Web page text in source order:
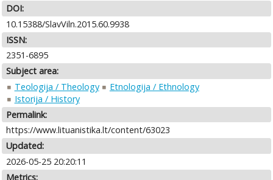
DOI:
10.15388/SlavViln.2015.60.9938
ISSN:
2351-6895
Subject area:
Teologija / Theology
Etnologija / Ethnology
Istorija / History
Permalink:
https://www.lituanistika.lt/content/63023
Updated:
2026-05-25 20:20:11
Metrics: